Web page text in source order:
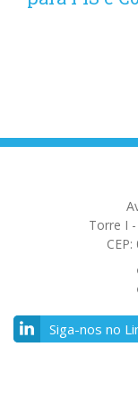
Torre I
Siga-nos no